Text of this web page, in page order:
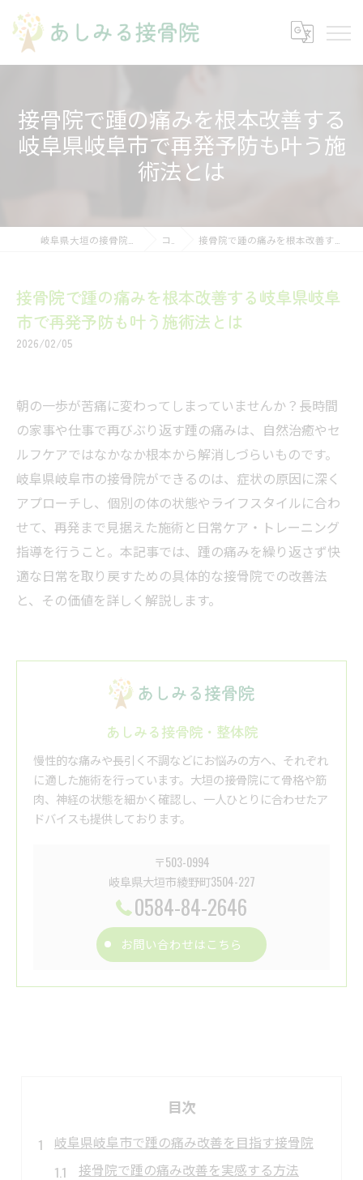
接骨院で踵の痛みを根本改善する
岐阜県岐阜市で再発予防も叶う施
術法とは
コラム 接骨院で踵の痛みを根本改善する岐阜県岐阜市で再発予防も叶う施術法とは
接骨院で踵の痛みを根本改善する岐阜県岐阜
市で再発予防も叶う施術法とは
2026/02/05
朝の一歩が苦痛に変わってしまっていませんか？長時間
の家事や仕事で再びぶり返す踵の痛みは、自然治癒やセ
ルフケアではなかなか根本から解消しづらいものです。
岐阜県岐阜市の接骨院ができるのは、症状の原因に深く
アプローチし、個別の体の状態やライフスタイルに合わ
せて、再発まで見据えた施術と日常ケア・トレーニング
指導を行うこと。本記事では、踵の痛みを繰り返さず快
適な日常を取り戻すための具体的な接骨院での改善法
と、その価値を詳しく解説します。
あしみる接骨院・整体院
慢性的な痛みや長引く不調などにお悩みの方へ、それぞれ
に適した施術を行っています。大垣の接骨院にて骨格や筋
肉、神経の状態を細かく確認し、一人ひとりに合わせたア
ドバイスも提供しております。
〒503-0994
岐阜県大垣市綾野町3504-227
0584-84-2646
お問い合わせはこちら
目次
岐阜県岐阜市で踵の痛み改善を目指す接骨院
接骨院で踵の痛み改善を実感する方法